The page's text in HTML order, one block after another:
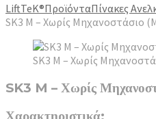
LiftTeK®ΠροϊόνταΠίνακες
SK3 M – Χωρίς Μηχανοστάσιο
SK3 M – Χωρίς
SK3 M – Χωρίς